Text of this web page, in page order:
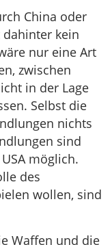
China oder
kein
nur eine Art
zwischen
in der Lage
Selbst die
nichts
sind
möglich.
des
wollen, sind
Waffen und die